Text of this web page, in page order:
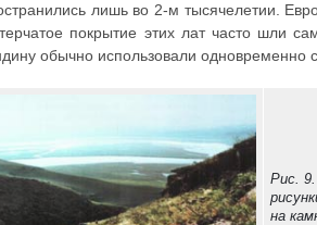
лишь во 2-м тысячелетии.
покрытие этих лат часто шли
обычно использовали одновременно с
Рис.
на